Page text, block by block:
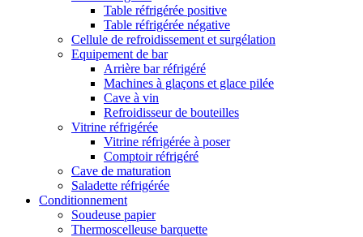
Table réfrigérée positive
Table réfrigérée négative
Cellule de refroidissement et surgélation
Equipement de bar
Arrière bar réfrigéré
Machines à glaçons et glace pilée
Cave à vin
Refroidisseur de bouteilles
Vitrine réfrigérée
Vitrine réfrigérée à poser
Comptoir réfrigéré
Cave de maturation
Saladette réfrigérée
Conditionnement
Soudeuse papier
Thermoscelleuse barquette